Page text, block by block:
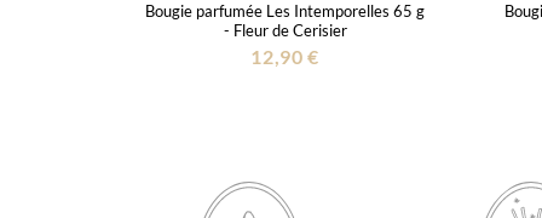
Bougie parfumée Les Intemporelles 65 g
- Fleur de Cerisier
12,90 €